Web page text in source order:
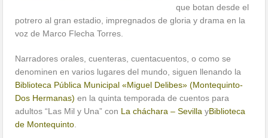
que botan desde el
potrero al gran estadio, impregnados de gloria y drama en la
voz de Marco Flecha Torres.
Narradores orales, cuenteras, cuentacuentos, o como se
denominen en varios lugares del mundo, siguen llenando la
Biblioteca Pública Municipal «Miguel Delibes» (Montequinto-
Dos Hermanas) en la quinta temporada de cuentos para
adultos “Las Mil y Una” con La cháchara – Sevilla yBiblioteca
de Montequinto